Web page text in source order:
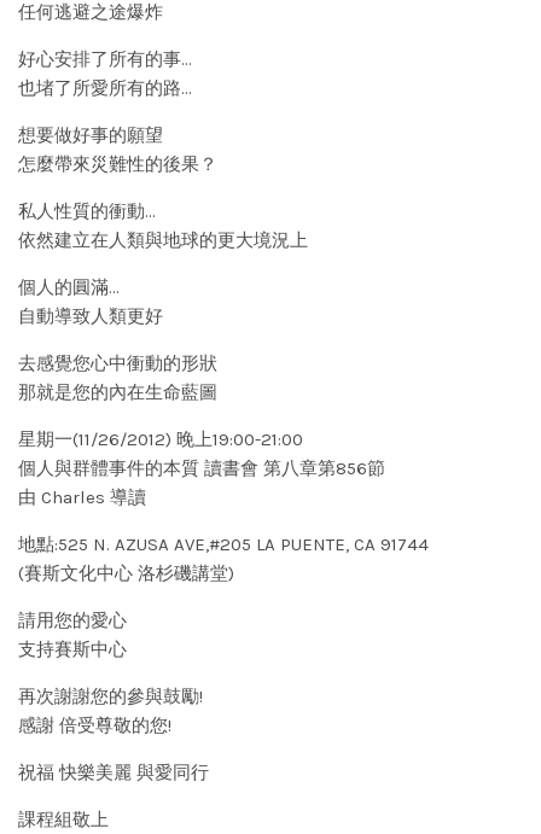
任何逃避之途爆炸
好心安排了所有的事…
也堵了所愛所有的路…
想要做好事的願望
怎麼帶來災難性的後果？
私人性質的衝動…
依然建立在人類與地球的更大境況上
個人的圓滿…
自動導致人類更好
去感覺您心中衝動的形狀
那就是您的內在生命藍圖
星期一(11/26/2012) 晚上19:00-21:00
個人與群體事件的本質 讀書會 第八章第856節
由 Charles 導讀
地點:525 N. AZUSA AVE,#205 LA PUENTE, CA 91744
(賽斯文化中心 洛杉磯講堂)
請用您的愛心
支持賽斯中心
再次謝謝您的參與鼓勵!
感謝 倍受尊敬的您!
祝福 快樂美麗 與愛同行
課程組敬上